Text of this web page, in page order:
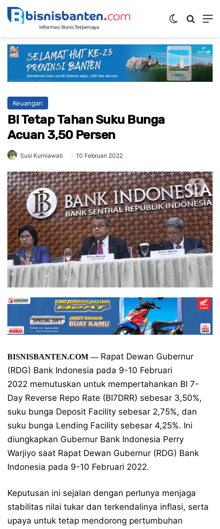
Switch skin
Keuangan
BI Tetap Tahan Suku Bunga
Acuan 3,50 Persen
Susi Kurniawati 10 Februari 2022
BISNISBANTEN.COM —Rapat Dewan Gubernur
(RDG) Bank Indonesia pada 9-10 Februari
2022 memutuskan untuk mempertahankan BI 7-
Day Reverse Repo Rate (BI7DRR) sebesar 3,50%,
suku bunga Deposit Facility sebesar 2,75%, dan
suku bunga Lending Facility sebesar 4,25%. Ini
diungkapkan Gubernur Bank Indonesia Perry
Warjiyo saat Rapat Dewan Gubernur (RDG) Bank
Indonesia pada 9-10 Februari 2022.
Keputusan ini sejalan dengan perlunya menjaga
stabilitas nilai tukar dan terkendalinya inflasi, serta
upaya untuk tetap mendorong pertumbuhan